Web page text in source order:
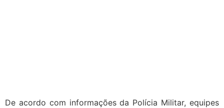
De acordo com informações da Polícia Militar, equipes